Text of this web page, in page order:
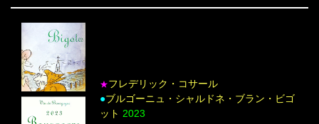
★フレデリック・コサール
●ブルゴーニュ・シャルドネ・ブラン・ビゴ
ット 2023